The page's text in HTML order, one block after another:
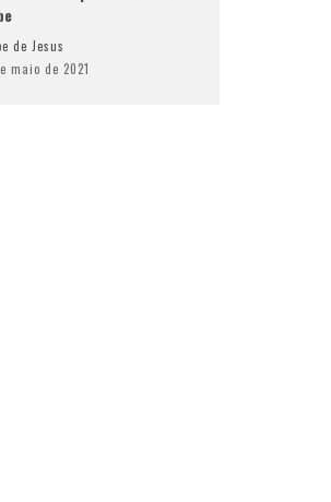
de Jesus
maio de 2021